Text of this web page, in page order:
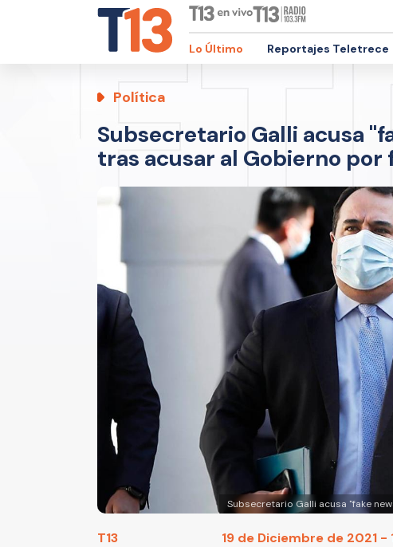
Lo Último Reportajes Teletrece
Política
Subsecretario Galli acusa
tras acusar al Gobierno por
Subsecretario Galli acusa "fake
T13 19 de Diciembre de 2021 -